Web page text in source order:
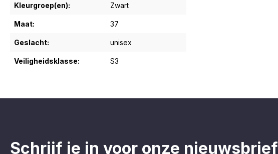
Kleurgroep(en): Zwart
Maat: 37
Geslacht: unisex
Veiligheidsklasse: S3
Schrijf je in voor onze nieuwsbrief